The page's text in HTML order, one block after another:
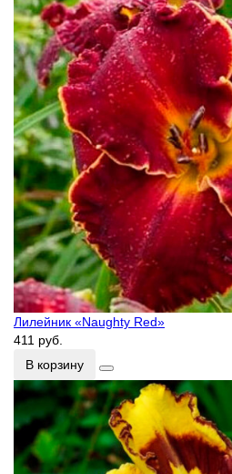
Лилейник «Naughty Red»
411 руб.
В корзину